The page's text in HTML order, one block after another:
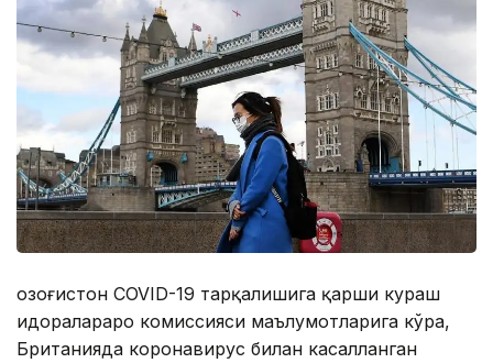
Қозоғистон COVID-19 тарқалишига қарши кураш
идоралараро комиссияси маълумотларига кўра,
Британияда коронавирус билан касалланган